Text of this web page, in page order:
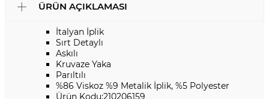
ÜRÜN AÇIKLAMASI
İtalyan İplik
Sırt Detaylı
Askılı
Kruvaze Yaka
Parıltılı
%86 Viskoz %9 Metalik İplik, %5 Polyester
Ürün Kodu:210206159